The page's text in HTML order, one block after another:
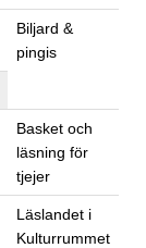
Biljard &
pingis
Basket och
läsning för
tjejer
Läslandet i
Kulturrummet